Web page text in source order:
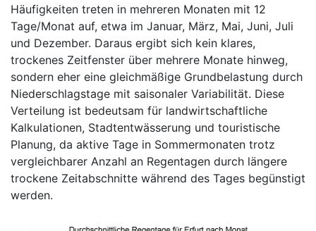
Häufigkeiten treten in mehreren Monaten mit 12
Tage/Monat auf, etwa im Januar, März, Mai, Juni, Juli
und Dezember. Daraus ergibt sich kein klares,
trockenes Zeitfenster über mehrere Monate hinweg,
sondern eher eine gleichmäßige Grundbelastung durch
Niederschlagstage mit saisonaler Variabilität. Diese
Verteilung ist bedeutsam für landwirtschaftliche
Kalkulationen, Stadtentwässerung und touristische
Planung, da aktive Tage in Sommermonaten trotz
vergleichbarer Anzahl an Regentagen durch längere
trockene Zeitabschnitte während des Tages begünstigt
werden.